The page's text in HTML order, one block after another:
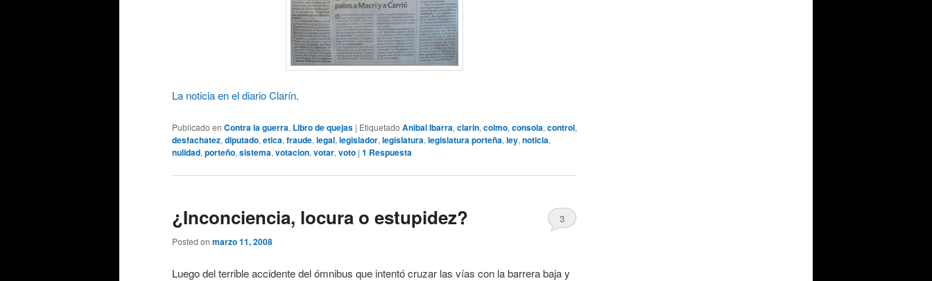
La noticia en el diario Clarín.
Publicado en Contra la guerra, Libro de quejas | Etiquetado Anibal Ibarra, clarin, colmo, consola, control,
desfachatez, diputado, etica, fraude, legal, legislador, legislatura, legislatura porteña, ley, noticia,
nulidad, porteño, sistema, votacion, votar, voto | 1 Respuesta
¿Inconciencia, locura o estupidez?
Posted on marzo 11, 2008
3
Luego del terrible accidente del ómnibus que intentó cruzar las vías con la barrera baja y